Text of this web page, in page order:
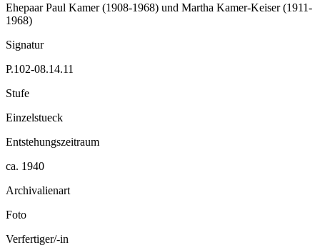
Ehepaar Paul Kamer (1908-1968) und Martha Kamer-Keiser (1911-
1968)
Signatur
P.102-08.14.11
Stufe
Einzelstueck
Entstehungszeitraum
ca. 1940
Archivalienart
Foto
Verfertiger/-in